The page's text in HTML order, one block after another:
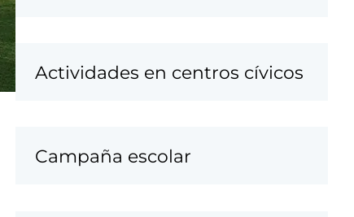
Actividades en centros cívicos
Campaña escolar